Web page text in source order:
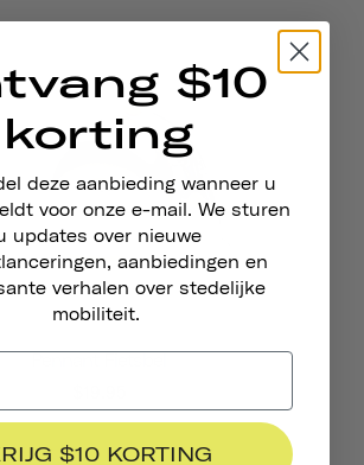
$10
korting
deze aanbieding wanneer u
voor onze e-mail. We sturen
updates over nieuwe
aanbiedingen en
verhalen over stedelijke
mobiliteit.
$10 KORTING